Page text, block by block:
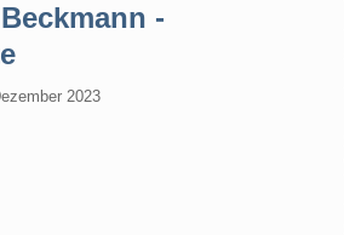
-
2023